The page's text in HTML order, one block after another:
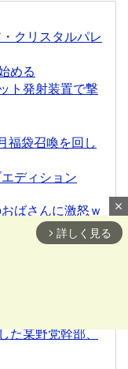
クリスタルパレ
める
ト発射装置で撃
福袋召喚を回し
ディション
ばさんに激怒ｗ
たらだった左
号が急カーブで
た某野党幹部、
close
arrow_forward_ios 詳しく見る